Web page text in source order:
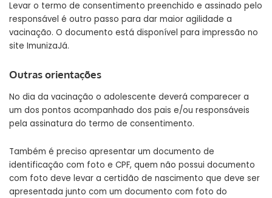
Levar o termo de consentimento preenchido e assinado pelo
responsável é outro passo para dar maior agilidade a
vacinação. O documento está disponível para impressão no
site ImunizaJá.
Outras orientações
No dia da vacinação o adolescente deverá comparecer a
um dos pontos acompanhado dos pais e/ou responsáveis
pela assinatura do termo de consentimento.
Também é preciso apresentar um documento de
identificação com foto e CPF, quem não possui documento
com foto deve levar a certidão de nascimento que deve ser
apresentada junto com um documento com foto do